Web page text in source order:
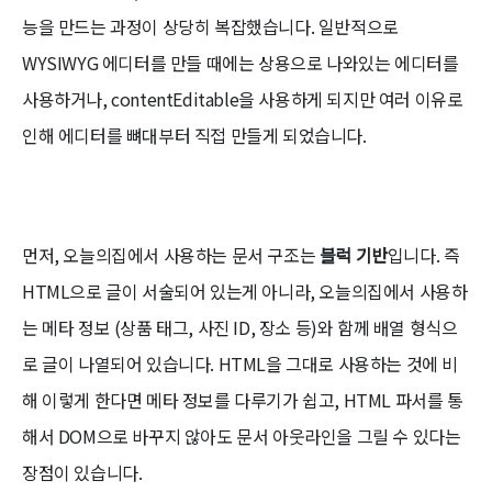
능을 만드는 과정이 상당히 복잡했습니다. 일반적으로
WYSIWYG 에디터를 만들 때에는 상용으로 나와있는 에디터를
사용하거나, contentEditable을 사용하게 되지만 여러 이유로
인해 에디터를 뼈대부터 직접 만들게 되었습니다.
먼저, 오늘의집에서 사용하는 문서 구조는 블럭 기반입니다. 즉
HTML으로 글이 서술되어 있는게 아니라, 오늘의집에서 사용하
는 메타 정보 (상품 태그, 사진 ID, 장소 등)와 함께 배열 형식으
로 글이 나열되어 있습니다. HTML을 그대로 사용하는 것에 비
해 이렇게 한다면 메타 정보를 다루기가 쉽고, HTML 파서를 통
해서 DOM으로 바꾸지 않아도 문서 아웃라인을 그릴 수 있다는
장점이 있습니다.